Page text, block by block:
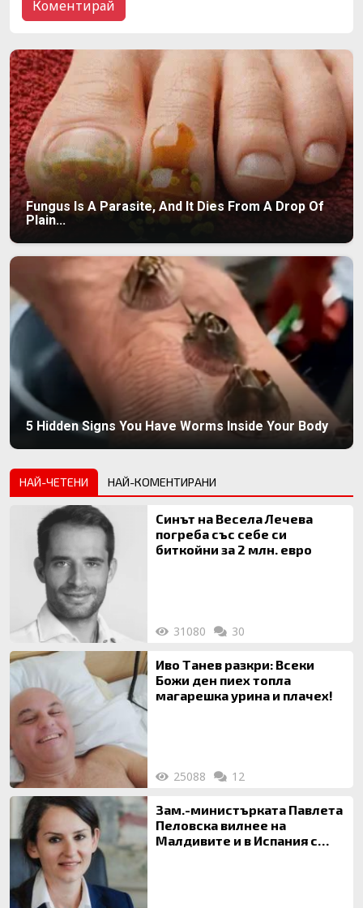
Fungus Is A Parasite, And It Dies From A Drop Of
Plain...
5 Hidden Signs You Have Worms Inside Your Body
НАЙ-ЧЕТЕНИ НАЙ-КОМЕНТИРАНИ
Синът на Весела Лечева
погреба със себе си
биткойни за 2 млн. евро
31080 30
Иво Танев разкри: Всеки
Божи ден пиех топла
магарешка урина и плачех!
25088 12
Зам.-министърката Павлета
Пеловска вилнее на
Малдивите и в Испания с